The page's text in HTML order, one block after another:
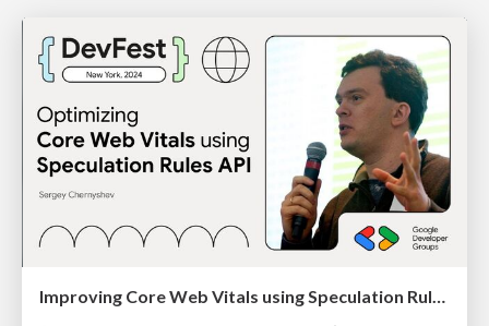
Improving Core Web Vitals using Speculation Rules API